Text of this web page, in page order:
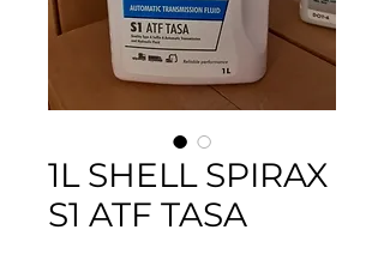
1L SHELL SPIRAX
S1 ATF TASA